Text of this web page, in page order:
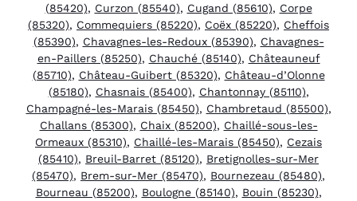
(85420), Curzon (85540), Cugand (85610), Corpe
(85320), Commequiers (85220), Coëx (85220), Cheffois
(85390), Chavagnes-les-Redoux (85390), Chavagnes-
en-Paillers (85250), Chauché (85140), Châteauneuf
(85710), Château-Guibert (85320), Château-d’Olonne
(85180), Chasnais (85400), Chantonnay (85110),
Champagné-les-Marais (85450), Chambretaud (85500),
Challans (85300), Chaix (85200), Chaillé-sous-les-
Ormeaux (85310), Chaillé-les-Marais (85450), Cezais
(85410), Breuil-Barret (85120), Bretignolles-sur-Mer
(85470), Brem-sur-Mer (85470), Bournezeau (85480),
Bourneau (85200), Boulogne (85140), Bouin (85230),